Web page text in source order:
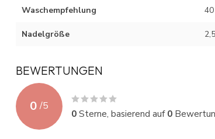
Waschempfehlung
Nadelgröße
BEWERTUNGEN
0 /5
0Sterne, basierend auf0